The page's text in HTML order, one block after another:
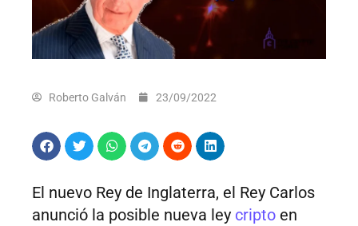
Roberto Galván 23/09/2022
El nuevo Rey de Inglaterra, el Rey Carlos
anunció la posible nueva ley cripto en